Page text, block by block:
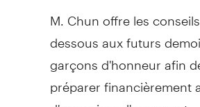
M. Chun offre les
dessous aux futurs
garçons d'honneur afin
préparer financièrement